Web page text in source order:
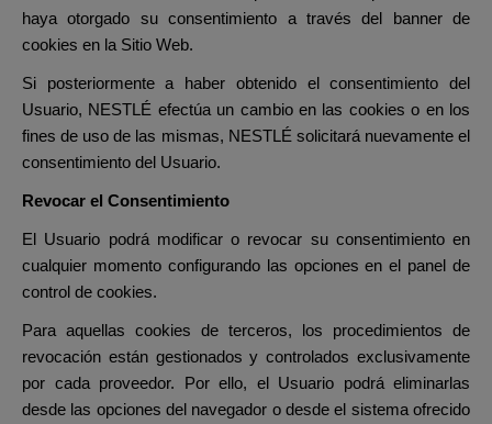
haya otorgado su consentimiento a través del banner de
cookies en la Sitio Web.
Si posteriormente a haber obtenido el consentimiento del
Usuario, NESTLÉ efectúa un cambio en las cookies o en los
fines de uso de las mismas, NESTLÉ solicitará nuevamente el
consentimiento del Usuario.
Revocar el Consentimiento
El Usuario podrá modificar o revocar su consentimiento en
cualquier momento configurando las opciones en el panel de
control de cookies.
Para aquellas cookies de terceros, los procedimientos de
revocación están gestionados y controlados exclusivamente
por cada proveedor. Por ello, el Usuario podrá eliminarlas
desde las opciones del navegador o desde el sistema ofrecido